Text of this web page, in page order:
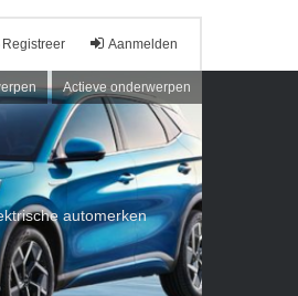
Aanmelden
Registreer
Actieve onderwerpen
automerken